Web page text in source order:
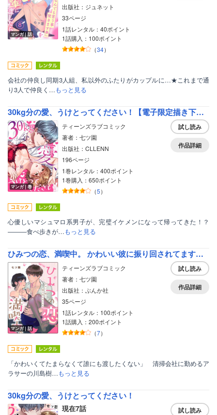
マンガ｜話
出版社：ジュネット
33ページ
1話レンタル：40ポイント
1話購入：100ポイント
（34）
会社の仲良し同期3人組、私以外のふたりがカップルに…★これまで通
り3人で仲良く…もっと見る
30kg分の愛、うけとってください！【電子限定描き下ろし漫画付き】
マンガ｜巻
ティーンズラブコミック
著者：七ツ園
出版社：CLLENN
196ページ
1巻レンタル：400ポイント
1巻購入：650ポイント
（5）
試し読み
作品詳細
心優しいマシュマロ系男子が、完璧イケメンになって帰ってきた！？
―――食べ歩きが…もっと見る
ひみつの恋、満喫中。 かわいい彼に振り回されてます（単話版）
マンガ｜話
ティーンズラブコミック
著者：七ツ園
出版社：ぶんか社
35ページ
1話レンタル：100ポイント
1話購入：200ポイント
（7）
試し読み
作品詳細
「かわいくてたまらなくて誰にも渡したくない」 清掃会社に勤めるア
ラサーの川島樹…もっと見る
30kg分の愛、うけとってください！
現在7話 試し読み
ボーイズラブ
ティーンズラブ
美女・美少女
女性写真集